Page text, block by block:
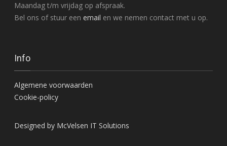
Maandag t/m vrijdag op afspraak.
Bel ons of stuur een email en we nemen contact met u op.
Info
Algemene voorwaarden
Cookie-policy
Designed by McVelsen IT Solutions